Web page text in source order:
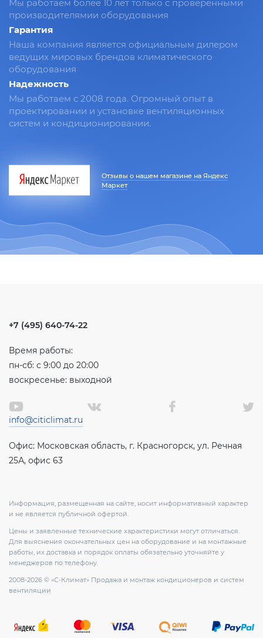
Мы работаем более 10 лет только с проверенными
производителямии оборудования
Гарантия
Наша компания является официальным дилером
ведущих мировых брендов климатического
оборудования
Надежность
Мы работаем с 2008 года. Огромный опыт в
проектировании и установке вентиляционных
систем и кондиционировании.
Отзывы о нашем магазине на Яндекс
Маркет
+7 (495) 640-74-22
Время работы:
пн-сб: с 9:00 до 20:00
воскресенье: выходной
info@citiclimat.ru
Офис: Московская область, г. Красногорск, ул. Речная
25А, офис 63
Информация, размещенная на сайте, носит информативный характер
и не является публичной офертой.
Цены и заявленные технические характеристики могут отличаться.
Для выяснения окончательных цен на оборудование и на монтажные
работы, их доставка и порядок оплаты обязательно уточняйте у
менеджеров по телефону.
2008-2026 © «С-Климат» Продажа и монтаж кондиционеров и систем
вентиляции